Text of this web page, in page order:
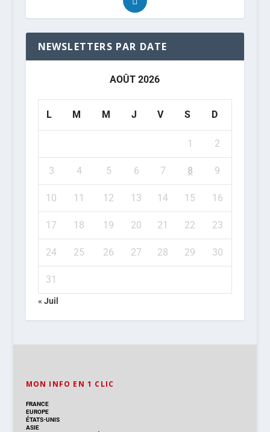
NEWSLETTERS PAR DATE
AOÛT 2026
L M M J V S D
1 2
3 4 5 6 7 8 9
10 11 12 13 14 15 16
17 18 19 20 21 22 23
24 25 26 27 28 29 30
31
« Juil
MON INFO EN 1 CLIC
FRANCE
EUROPE
ÉTATS-UNIS
ASIE